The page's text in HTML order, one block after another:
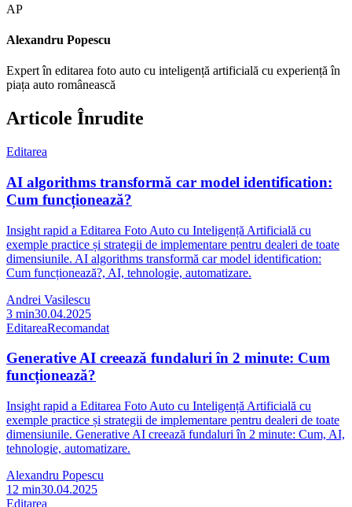
AP
Alexandru Popescu
Expert în editarea foto auto cu inteligență artificială cu experiență în
piața auto românească
Articole Înrudite
Editarea
AI algorithms transformă car model identification:
Cum funcționează?
Insight rapid a Editarea Foto Auto cu Inteligență Artificială cu
exemple practice și strategii de implementare pentru dealeri de toate
dimensiunile. AI algorithms transformă car model identification:
Cum funcționează?, AI, tehnologie, automatizare.
Andrei Vasilescu
3 min30.04.2025
EditareaRecomandat
Generative AI creează fundaluri în 2 minute: Cum
funcționează?
Insight rapid a Editarea Foto Auto cu Inteligență Artificială cu
exemple practice și strategii de implementare pentru dealeri de toate
dimensiunile. Generative AI creează fundaluri în 2 minute: Cum, AI,
tehnologie, automatizare.
Alexandru Popescu
12 min30.04.2025
Editarea